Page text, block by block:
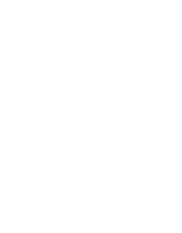
Pescadores del